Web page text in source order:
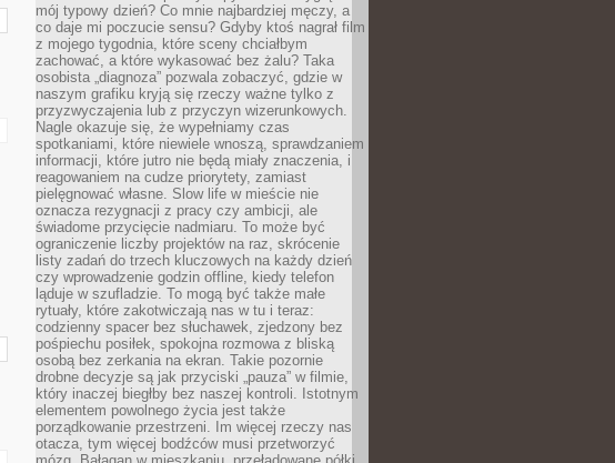
mój typowy dzień? Co mnie najbardziej męczy, a
co daje mi poczucie sensu? Gdyby ktoś nagrał film
z mojego tygodnia, które sceny chciałbym
zachować, a które wykasować bez żalu? Taka
osobista „diagnoza” pozwala zobaczyć, gdzie w
naszym grafiku kryją się rzeczy ważne tylko z
przyzwyczajenia lub z przyczyn wizerunkowych.
Nagle okazuje się, że wypełniamy czas
spotkaniami, które niewiele wnoszą, sprawdzaniem
informacji, które jutro nie będą miały znaczenia, i
reagowaniem na cudze priorytety, zamiast
pielęgnować własne. Slow life w mieście nie
oznacza rezygnacji z pracy czy ambicji, ale
świadome przycięcie nadmiaru. To może być
ograniczenie liczby projektów na raz, skrócenie
listy zadań do trzech kluczowych na każdy dzień
czy wprowadzenie godzin offline, kiedy telefon
ląduje w szufladzie. To mogą być także małe
rytuały, które zakotwiczają nas w tu i teraz:
codzienny spacer bez słuchawek, zjedzony bez
pośpiechu posiłek, spokojna rozmowa z bliską
osobą bez zerkania na ekran. Takie pozornie
drobne decyzje są jak przyciski „pauza” w filmie,
który inaczej biegłby bez naszej kontroli. Istotnym
elementem powolnego życia jest także
porządkowanie przestrzeni. Im więcej rzeczy nas
otacza, tym więcej bodźców musi przetworzyć